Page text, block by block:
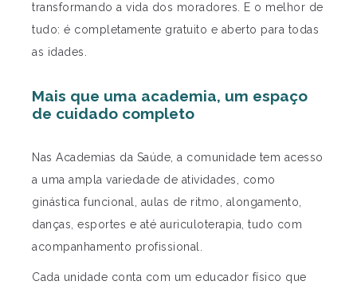
transformando a vida dos moradores. E o melhor de
tudo: é completamente gratuito e aberto para todas
as idades.
Mais que uma academia, um espaço
de cuidado completo
Nas Academias da Saúde, a comunidade tem acesso
a uma ampla variedade de atividades, como
ginástica funcional, aulas de ritmo, alongamento,
danças, esportes e até auriculoterapia, tudo com
acompanhamento profissional.
Cada unidade conta com um educador físico que